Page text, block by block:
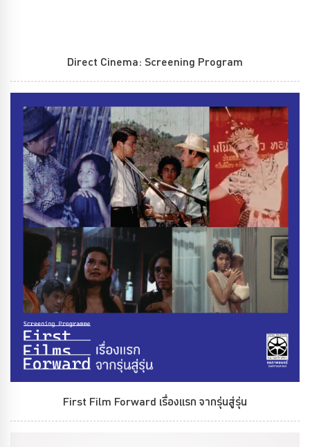
Direct Cinema: Screening Program
First Film Forward เรื่องแรก จากรุ่นสู่รุ่น